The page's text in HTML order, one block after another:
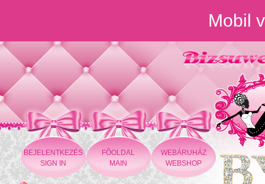
Mobil
BEJELENTKEZÉS
SIGN IN
FÕOLDAL
MAIN
WEBÁRUHÁZ
WEBSHOP